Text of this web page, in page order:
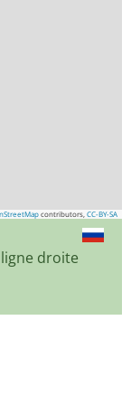
contributors, CC-BY-SA
droite